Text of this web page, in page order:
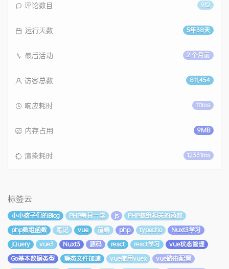
912
评论数目
5年38天
运行天数
2 个月前
最后活动
811,454
访客总数
111ms
响应耗时
9MB
内存占用
12331ms
渲染耗时
标签云
小小孩子们的Blog PHP每日一学 js
PHP数组相关的函数
php数组函数
笔记 vue 前端 php typecho
Nuxt3学习
jQuery
vue3 Nuxt3 源码 react react学习
vue状态管理
Go基本数据类型
静态文件加速 vue使用vuex
vue路由配置